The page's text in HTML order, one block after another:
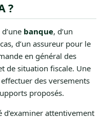
?
banque, d’un
d’un assureur pour le
en général des
de situation fiscale. Une
des versements
proposés.
attentivement